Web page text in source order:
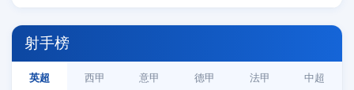
射手榜
英超 西甲 意甲 德甲 法甲 中超